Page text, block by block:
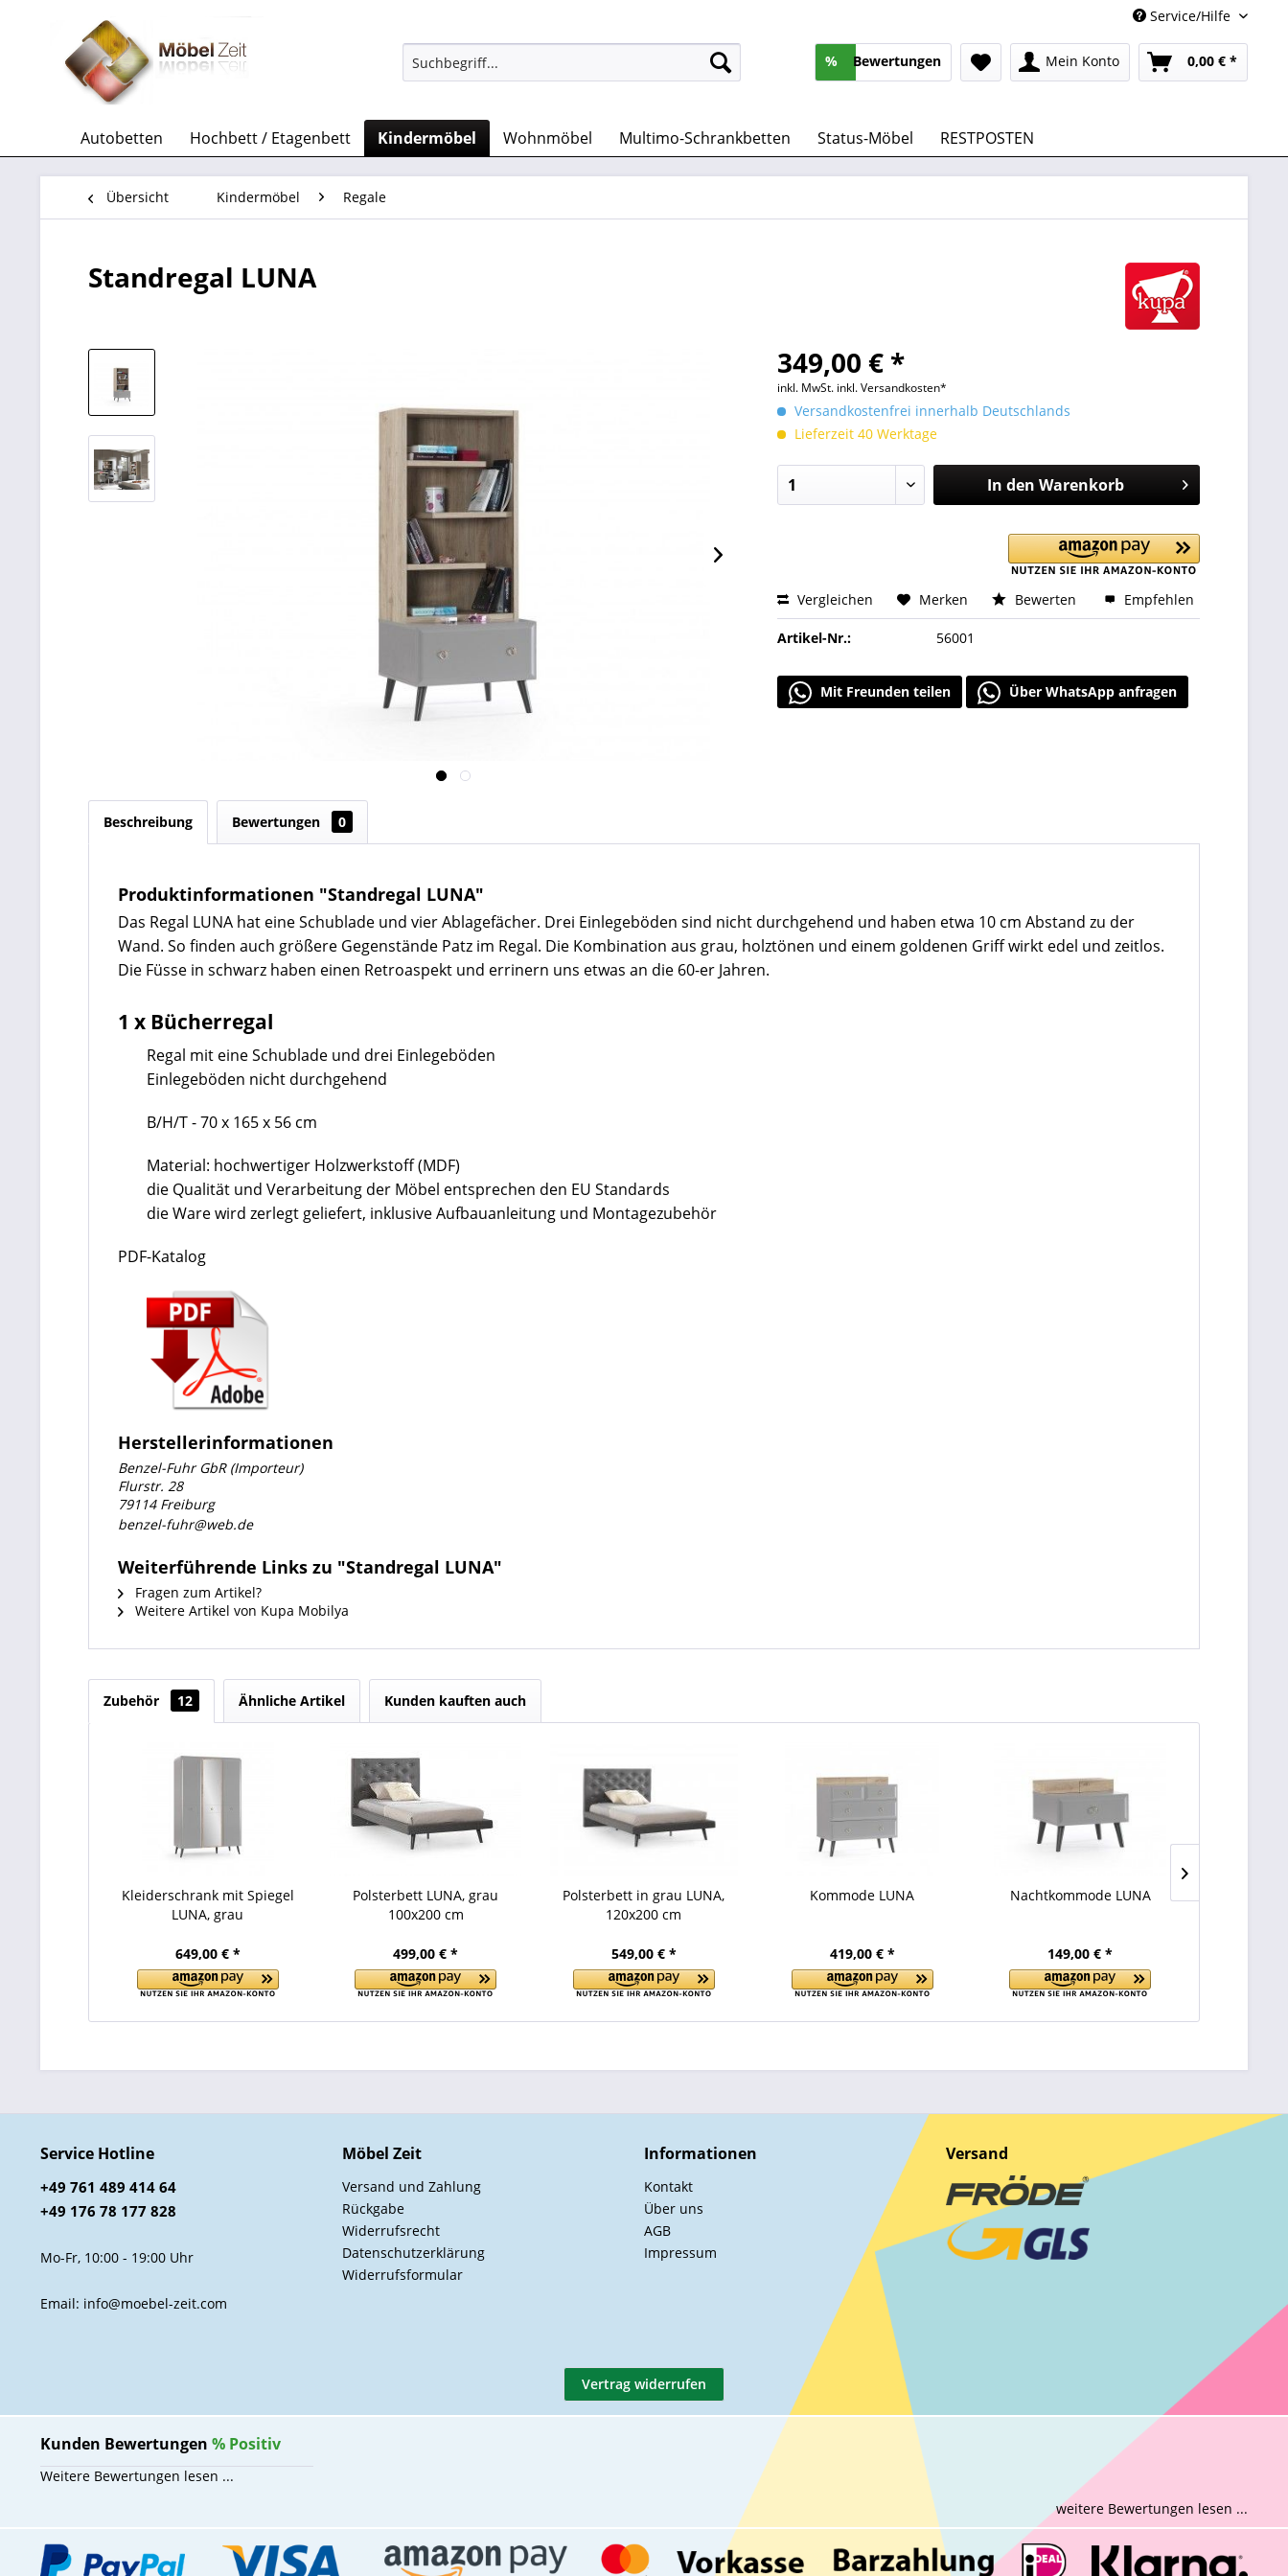
Service/Hilfe
% Bewertungen Mein Konto 0,00 € *
Autobetten Hochbett / Etagenbett Kindermöbel Wohnmöbel Multimo-Schrankbetten Status-Möbel RESTPOSTEN
Übersicht Kindermöbel Regale
Standregal LUNA
349,00 € *
inkl. MwSt. inkl. Versandkosten*
Versandkostenfrei innerhalb Deutschlands
Lieferzeit 40 Werktage
In den Warenkorb
Vergleichen Merken Bewerten Empfehlen
Artikel-Nr.: 56001
Mit Freunden teilen Über WhatsApp anfragen
Beschreibung Bewertungen 0
Produktinformationen "Standregal LUNA"
Das Regal LUNA hat eine Schublade und vier Ablagefächer. Drei Einlegeböden sind nicht durchgehend und haben etwa 10 cm Abstand zu der
Wand. So finden auch größere Gegenstände Patz im Regal. Die Kombination aus grau, holztönen und einem goldenen Griff wirkt edel und zeitlos.
Die Füsse in schwarz haben einen Retroaspekt und errinern uns etwas an die 60-er Jahren.
1 x Bücherregal
Regal mit eine Schublade und drei Einlegeböden
Einlegeböden nicht durchgehend
B/H/T - 70 x 165 x 56 cm
Material: hochwertiger Holzwerkstoff (MDF)
die Qualität und Verarbeitung der Möbel entsprechen den EU Standards
die Ware wird zerlegt geliefert, inklusive Aufbauanleitung und Montagezubehör
PDF-Katalog
Herstellerinformationen
Benzel-Fuhr GbR (Importeur)
Flurstr. 28
79114 Freiburg
benzel-fuhr@web.de
Weiterführende Links zu "Standregal LUNA"
Fragen zum Artikel?
Weitere Artikel von Kupa Mobilya
Zubehör 12 Ähnliche Artikel Kunden kauften auch
Kleiderschrank mit Spiegel
LUNA, grau
649,00 € *
Polsterbett LUNA, grau
100x200 cm
499,00 € *
Polsterbett in grau LUNA,
120x200 cm
549,00 € *
Kommode LUNA
419,00 € *
Nachtkommode LUNA
149,00 € *
Service Hotline
+49 761 489 414 64
+49 176 78 177 828
Mo-Fr, 10:00 - 19:00 Uhr
Email: info@moebel-zeit.com
Möbel Zeit
Versand und Zahlung
Rückgabe
Widerrufsrecht
Datenschutzerklärung
Widerrufsformular
Informationen
Kontakt
Über uns
AGB
Impressum
Versand
Vertrag widerrufen
Kunden Bewertungen % Positiv
Weitere Bewertungen lesen ...
weitere Bewertungen lesen ...